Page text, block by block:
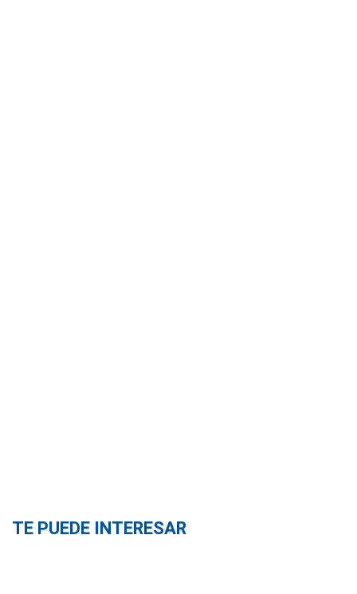
TE PUEDE INTERESAR